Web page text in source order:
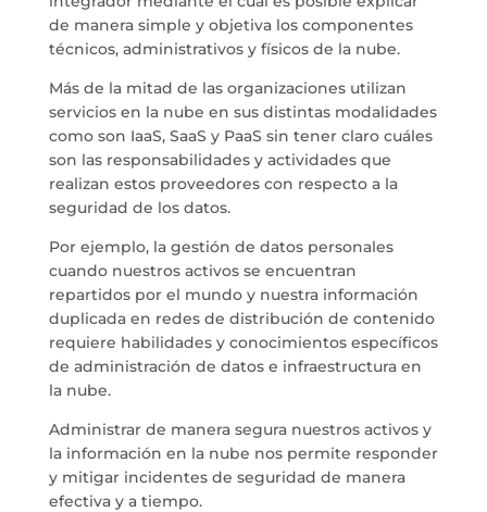
de manera simple y objetiva los componentes
técnicos, administrativos y físicos de la nube.
Más de la mitad de las organizaciones utilizan
servicios en la nube en sus distintas modalidades
como son IaaS, SaaS y PaaS sin tener claro cuáles
son las responsabilidades y actividades que
realizan estos proveedores con respecto a la
seguridad de los datos.
Por ejemplo, la gestión de datos personales
cuando nuestros activos se encuentran
repartidos por el mundo y nuestra información
duplicada en redes de distribución de contenido
requiere habilidades y conocimientos específicos
de administración de datos e infraestructura en
la nube.
Administrar de manera segura nuestros activos y
la información en la nube nos permite responder
y mitigar incidentes de seguridad de manera
efectiva y a tiempo.